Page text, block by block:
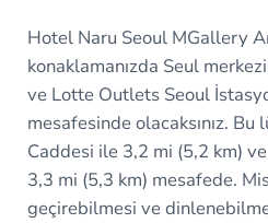
Hotel Naru Seoul MGallery
konaklamanızda Seul
ve Lotte Outlets Seoul
mesafesinde olacaksınız.
Caddesi ile 3,2 mi (5,2 km)
3,3 mi (5,3 km) mesafede.
geçirebilmesi ve